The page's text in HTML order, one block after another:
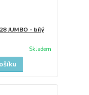
JUMBO - bílý
Skladem